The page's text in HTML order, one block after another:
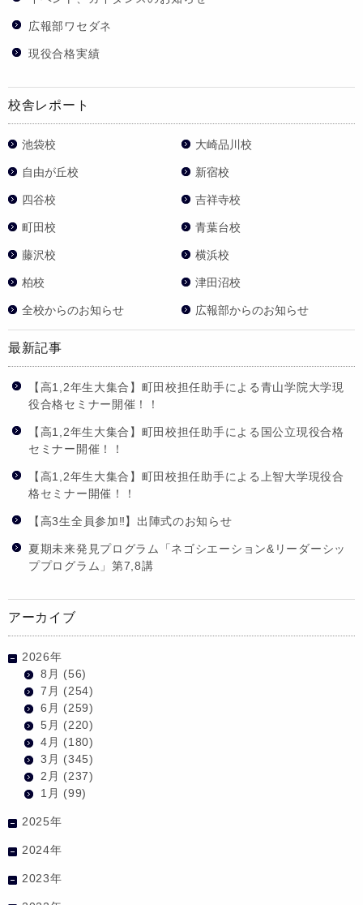
広報部ワセダネ
現役合格実績
校舎レポート
池袋校 大崎品川校
自由が丘校 新宿校
四谷校 吉祥寺校
町田校 青葉台校
藤沢校 横浜校
柏校 津田沼校
全校からのお知らせ 広報部からのお知らせ
最新記事
【高1,2年生大集合】町田校担任助手による青山学院大学現
役合格セミナー開催！！
【高1,2年生大集合】町田校担任助手による国公立現役合格
セミナー開催！！
【高1,2年生大集合】町田校担任助手による上智大学現役合
格セミナー開催！！
【高3生全員参加‼】出陣式のお知らせ
夏期未来発見プログラム「ネゴシエーション&リーダーシッ
ププログラム」第7,8講
アーカイブ
2026年
8月 (56)
7月 (254)
6月 (259)
5月 (220)
4月 (180)
3月 (345)
2月 (237)
1月 (99)
2025年
2024年
2023年